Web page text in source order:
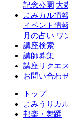
記念公園 大
よみカル情報
イベント情報
月の占い ワ
講座検索
講師募集
講座リクエ
お問い合わ
トップ
よみうりカ
邦楽・舞踊